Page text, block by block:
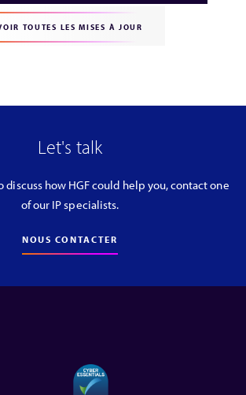
TOUTES LES MISES À JOUR
Let's talk
discuss how HGF could help you, contact one
of our IP specialists.
NOUS CONTACTER